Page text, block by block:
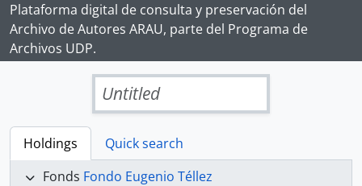
Plataforma digital de consulta y preservación del
Archivo de Autores ARAU, parte del Programa de
Archivos UDP.
Untitled
Holdings
Quick search
Fonds Fondo Eugenio Téllez